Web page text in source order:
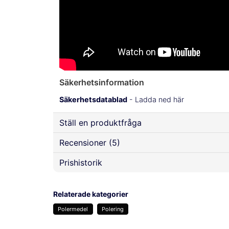
Säkerhetsinformation
Säkerhetsdatablad - Ladda ned här
Ställ en produktfråga
question
Fråga oss något om denna produkten...
name
Namn
Recensioner (5)
Anonym
för 2 år sedan
Prishistorik
Relaterade kategorier
Polermedel Polering